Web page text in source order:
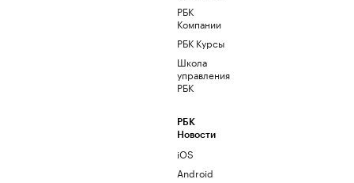
РБК
Компании
РБК Курсы
Школа
управления
РБК
РБК
Новости
iOS
Android